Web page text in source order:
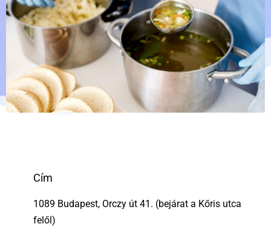
Cím
1089 Budapest, Orczy út 41. (bejárat a Kőris utca
felől)